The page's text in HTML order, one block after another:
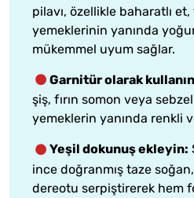
pilavı, özellikle baharatlı
yemeklerinin yanında
mükemmel uyum sağlar.
Garnitür olarak
şiş, fırın somon veya
yemeklerin yanında renkli
Yeşil dokunuş ekleyin:
ince doğranmış taze
dereotu serpiştirerek hem